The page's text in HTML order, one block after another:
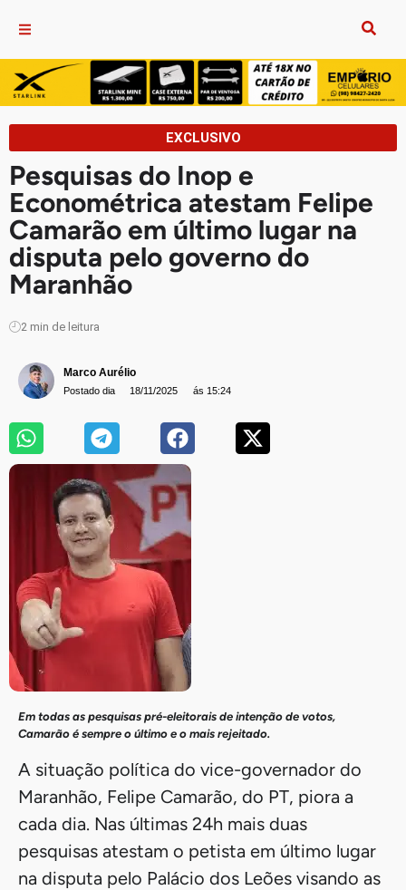
EXCLUSIVO
Pesquisas do Inop e
Econométrica atestam Felipe
Camarão em último lugar na
disputa pelo governo do
Maranhão
2 min de leitura
Marco Aurélio
Postado dia 18/11/2025 ás 15:24
Em todas as pesquisas pré-eleitorais de intenção de votos,
Camarão é sempre o último e o mais rejeitado.
A situação política do vice-governador do
Maranhão, Felipe Camarão, do PT, piora a
cada dia. Nas últimas 24h mais duas
pesquisas atestam o petista em último lugar
na disputa pelo Palácio dos Leões visando as